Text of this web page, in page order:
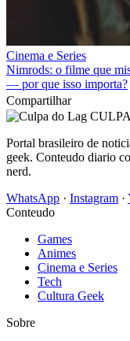
Cinema e Series
Nimrods: o filme que
— por que isso importa?
Compartilhar
CULPA
Portal brasileiro de
geek. Conteudo diario
nerd.
WhatsApp · Instagram ·
Conteudo
Games
Animes
Cinema e Series
Tech
Cultura Geek
Sobre